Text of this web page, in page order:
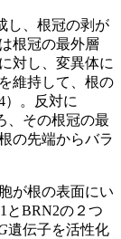
し、根冠の剥が
根冠の最外層
対し、変異体に
維持して、根の
）。反対に
、その根冠の最
の先端からバラ
が根の表面にい
とBRN2の２つ
遺伝子を活性化